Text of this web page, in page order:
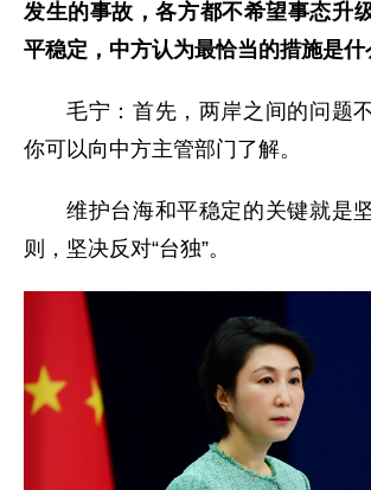
发生的事故，各方都不希望事态升
平稳定，中方认为最恰当的措施是什
毛宁：首先，两岸之间的问题
你可以向中方主管部门了解。
维护台海和平稳定的关键就是
则，坚决反对“台独”。